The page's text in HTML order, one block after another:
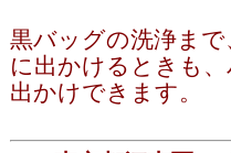
黒バッグの洗浄ま
に出かけるときも
出かけできます。